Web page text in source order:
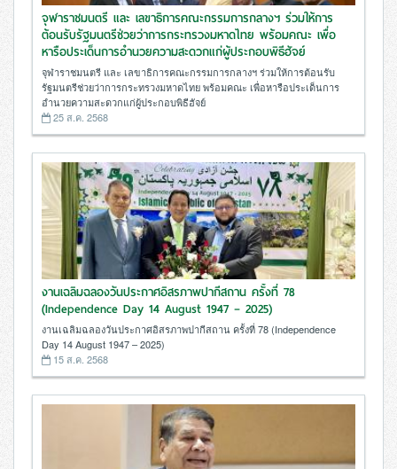
จุฬาราชมนตรี และ เลขาธิการคณะกรรมการกลางฯ ร่วมให้การ
ต้อนรับรัฐมนตรีช่วยว่าการกระทรวงมหาดไทย พร้อมคณะ เพื่อ
หารือประเด็นการอำนวยความสะดวกแก่ผู้ประกอบพิธีฮัจย์
จุฬาราชมนตรี และ เลขาธิการคณะกรรมการกลางฯ ร่วมให้การต้อนรับ
รัฐมนตรีช่วยว่าการกระทรวงมหาดไทย พร้อมคณะ เพื่อหารือประเด็นการ
อำนวยความสะดวกแก่ผู้ประกอบพิธีฮัจย์
25 ส.ค. 2568
งานเฉลิมฉลองวันประกาศอิสรภาพปากีสถาน ครั้งที่ 78
(Independence Day 14 August 1947 – 2025)
งานเฉลิมฉลองวันประกาศอิสรภาพปากีสถาน ครั้งที่ 78 (Independence
Day 14 August 1947 – 2025)
15 ส.ค. 2568